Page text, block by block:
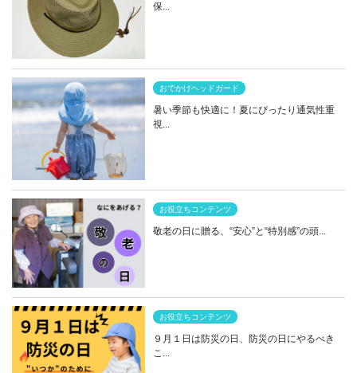
保...
おでかけヘッドガード
暑い季節も快適に！夏にぴったり通気性重
視...
お役立ちコンテンツ
敬老の日に贈る、“安心”と“特別感”の頭...
お役立ちコンテンツ
９月１日は防災の日、防災の日にやるべき
こ...